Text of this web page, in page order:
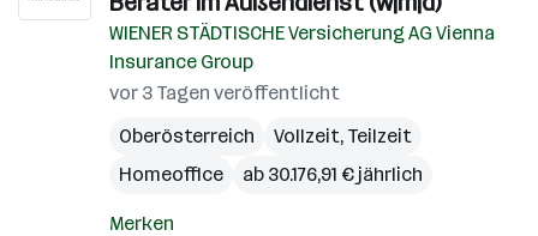
WIENER STÄDTISCHE Versicherung AG Vienna
Insurance Group
vor 3 Tagen veröffentlicht
Oberösterreich
Vollzeit, Teilzeit
Homeoffice
ab 30.176,91 € jährlich
Merken